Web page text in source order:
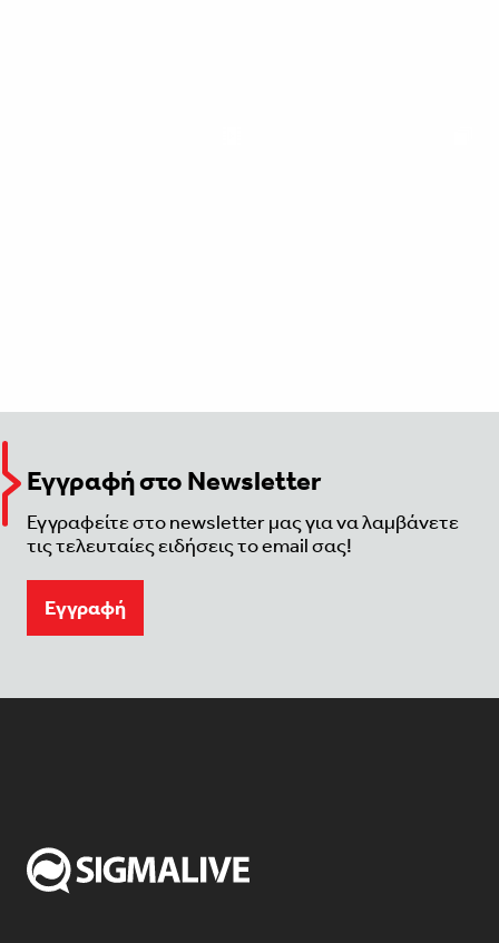
Εγγραφή στο Newsletter
Εγγραφείτε στο newsletter μας για να λαμβάνετε
τις τελευταίες ειδήσεις το email σας!
Eγγραφή